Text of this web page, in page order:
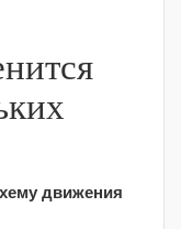
движения